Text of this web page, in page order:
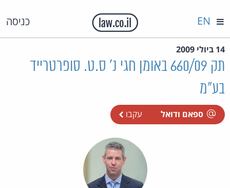
כניסה EN
14 ביולי 2009
תק 660/09 באומן חגי נ' ס.ט. סופרטרייד
בע"מ
ספאם ודואל עקבו